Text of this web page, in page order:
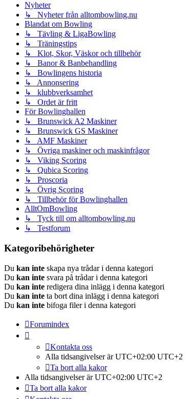
Nyheter
↳ Nyheter från alltombowling.nu
Blandat om Bowling
↳ Tävling & LigaBowling
↳ Träningstips
↳ Klot, Skor, Väskor och tillbehör
↳ Banor & Banbehandling
↳ Bowlingens historia
↳ Annonsering
↳ klubbverksamhet
↳ Ordet är fritt
För Bowlinghallen
↳ Brunswick A2 Maskiner
↳ Brunswick GS Maskiner
↳ AMF Maskiner
↳ Övriga maskiner och maskinfrågor
↳ Viking Scoring
↳ Qubica Scoring
↳ Proscoria
↳ Övrig Scoring
↳ Tillbehör för Bowlinghallen
AlltOmBowling
↳ Tyck till om alltombowling.nu
↳ Testforum
Kategoribehörigheter
Du kan inte skapa nya trådar i denna kategori
Du kan inte svara på trådar i denna kategori
Du kan inte redigera dina inlägg i denna kategori
Du kan inte ta bort dina inlägg i denna kategori
Du kan inte bifoga filer i denna kategori
Forumindex
Kontakta oss
Alla tidsangivelser är UTC+02:00 UTC+2
Ta bort alla kakor
Alla tidsangivelser är UTC+02:00 UTC+2
Ta bort alla kakor